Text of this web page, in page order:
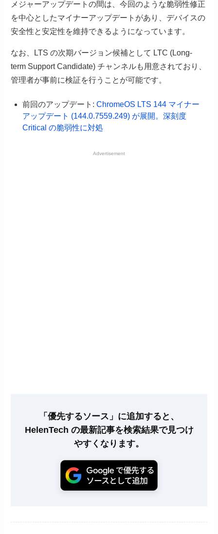
メジャーアップデートの間は、今回のような脆弱性修正
を中心としたマイナーアップデートがあり、デバイスの
安全性と安定性を維持できるようになっています。
なお、LTS の次期バージョン候補として LTC (Long-
term Support Candidate) チャンネルも用意されており、
管理者が事前に検証を行うことが可能です。
前回のアップデート:ChromeOS LTS 144 マイナー
アップデート (144.0.7559.249) が展開。深刻度
Critical の脆弱性に対処
Advertisement
「優先するソース」に追加すると、
HelenTech の最新記事を検索結果で見つけ
やすくなります。